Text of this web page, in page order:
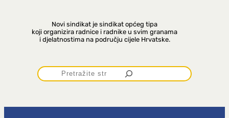
Novi sindikat je sindikat općeg tipa
koji organizira radnice i radnike u svim granama
i djelatnostima na području cijele Hrvatske.
P
r